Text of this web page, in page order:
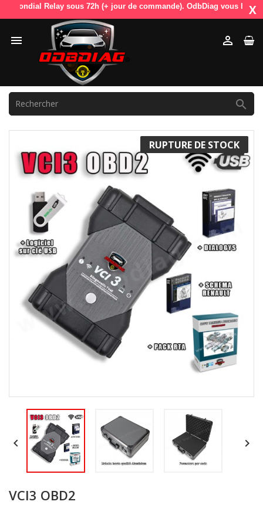
sous 72h (+ jour de commande). OdbDiag vous livre dans touteX
 

RUPTURE DE STOCK
 
VCI3 OBD2